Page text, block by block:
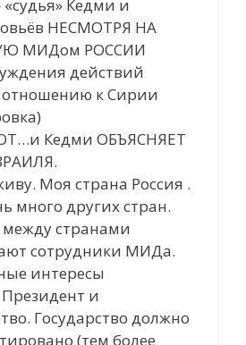
Кедми и
НЕСМОТРЯ НА
МИДом РОССИИ
действий
к Сирии
Кедми ОБЪЯСНЯЕТ
Моя страна Россия .
много других стран.
странами
сотрудники МИДа.
интересы
и
Государство должно
(тем более